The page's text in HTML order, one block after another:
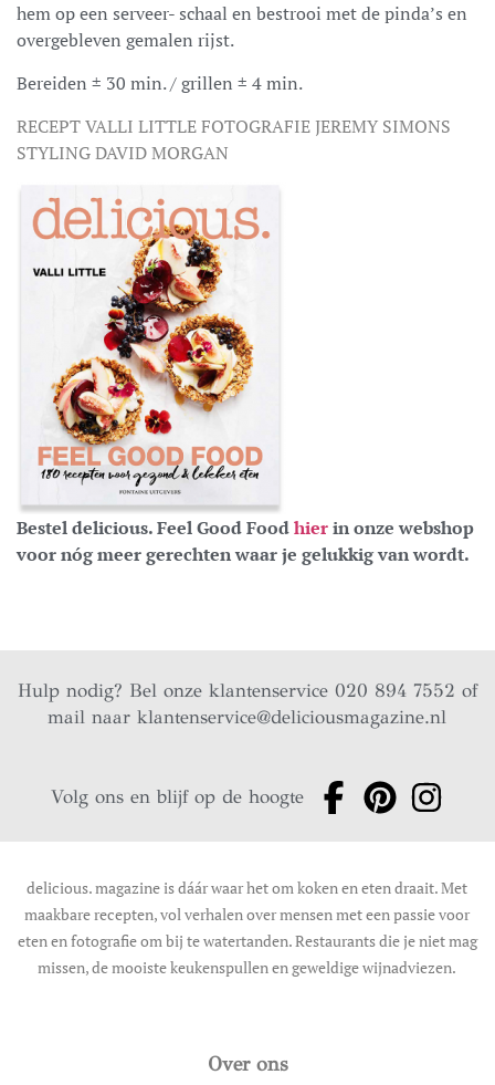
hem op een serveer- schaal en bestrooi met de pinda’s en
overgebleven gemalen rijst.
Bereiden ± 30 min. / grillen ± 4 min.
RECEPT VALLI LITTLE FOTOGRAFIE JEREMY SIMONS
STYLING DAVID MORGAN
Bestel delicious. Feel Good Foodhierin onze webshop
voor nóg meer gerechten waar je gelukkig van wordt.
Hulp nodig? Bel onze klantenservice 020 894 7552 of
mail naarklantenservice@deliciousmagazine.nl
Volg ons en blijf op de hoogte
delicious. magazine is dáár waar het om koken en eten draait. Met
maakbare recepten, vol verhalen over mensen met een passie voor
eten en fotografie om bij te watertanden. Restaurants die je niet mag
missen, de mooiste keukenspullen en geweldige wijnadviezen.
Over ons